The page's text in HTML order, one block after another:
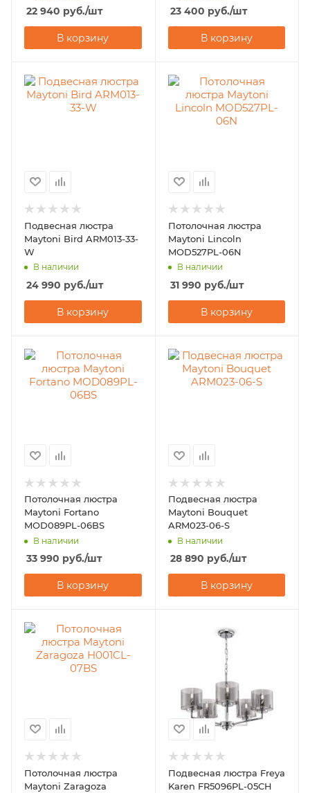
22 940 руб./шт
В корзину
23 400 руб./шт
В корзину
Подвесная люстра
Maytoni Bird ARM013-33-
W
В наличии
24 990 руб./шт
В корзину
Потолочная люстра
Maytoni Lincoln
MOD527PL-06N
В наличии
31 990 руб./шт
В корзину
Потолочная люстра
Maytoni Fortano
MOD089PL-06BS
В наличии
33 990 руб./шт
В корзину
Подвесная люстра
Maytoni Bouquet
ARM023-06-S
В наличии
28 890 руб./шт
В корзину
Потолочная люстра
Maytoni Zaragoza
Подвесная люстра Freya
Karen FR5096PL-05CH